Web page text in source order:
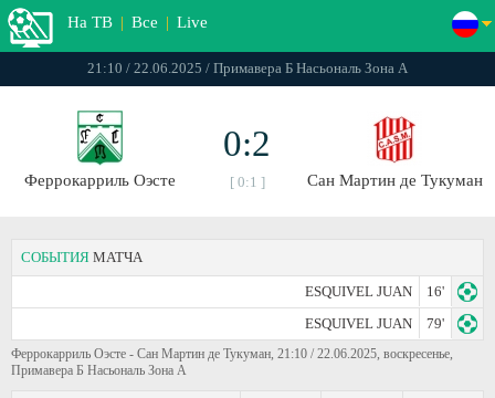
На ТВ | Все | Live
21:10 / 22.06.2025 / Примавера Б Насьональ Зона А
Феррокарриль Оэсте
0:2
[ 0:1 ] Сан Мартин де Тукуман
СОБЫТИЯ МАТЧА
ESQUIVEL JUAN
16'
ESQUIVEL JUAN
79'
Феррокарриль Оэсте - Сан Мартин де Тукуман, 21:10 / 22.06.2025, воскресенье,
Примавера Б Насьональ Зона А